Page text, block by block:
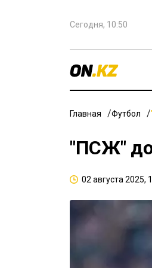
Сегодня, 10:50
Главная Футбол
"ПСЖ"
02 августа 2025,